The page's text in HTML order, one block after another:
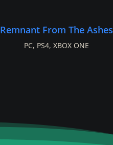
Remnant From The Ashes
PC, PS4,XBOX ONE